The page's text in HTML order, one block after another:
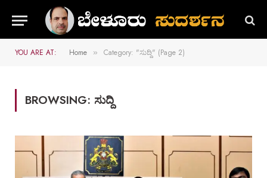
YOU ARE AT: Home » Category: "ಸುದ್ದಿ" (Page 2)
BROWSING: ಸುದ್ದಿ